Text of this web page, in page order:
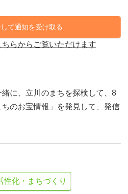
て通知を受け取る
ちらからご覧いただけます
に、立川のまちを探検して、8
のお宝情報」を発見して、発信
性化・まちづくり